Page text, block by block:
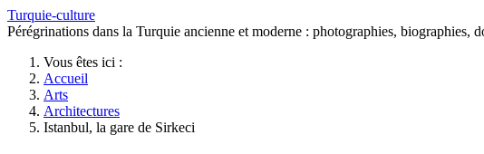
Turquie-culture
Pérégrinations dans la Turquie ancienne et moderne : photographies, biographies,
Vous êtes ici :
Accueil
Arts
Architectures
Istanbul, la gare de Sirkeci